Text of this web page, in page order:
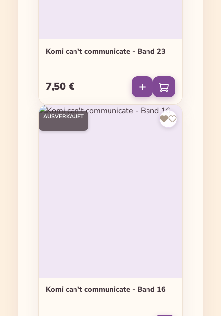
Komi can't communicate - Band 23
Regulärer Preis:
7,50 €
AUSVERKAUFT
Komi can't communicate - Band 16